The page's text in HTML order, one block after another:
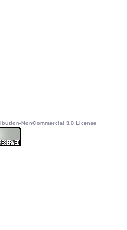
NonCommercial 3.0 License